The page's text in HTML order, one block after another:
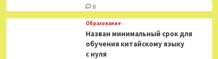
0
Образование
Назван минимальный срок для
обучения китайскому языку
с нуля